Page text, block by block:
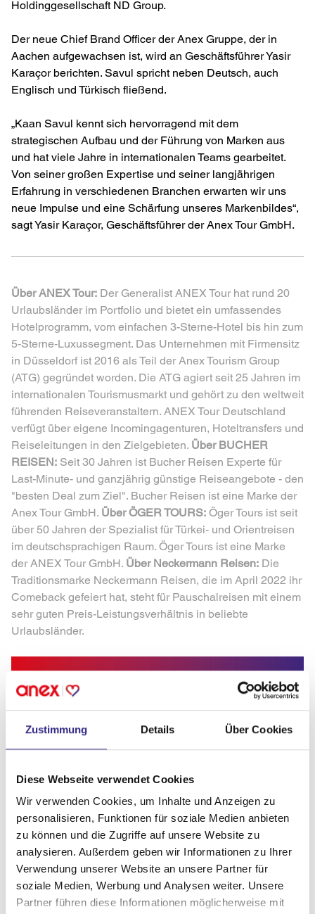
Zustimmung Details Über Cookies
Diese Webseite verwendet Cookies
Wir verwenden Cookies, um Inhalte und Anzeigen zu
personalisieren, Funktionen für soziale Medien anbieten
zu können und die Zugriffe auf unsere Website zu
analysieren. Außerdem geben wir Informationen zu Ihrer
Verwendung unserer Website an unsere Partner für
soziale Medien, Werbung und Analysen weiter. Unsere
Partner führen diese Informationen möglicherweise mit
Holdinggesellschaft ND Group.
Der neue Chief Brand Officer der Anex Gruppe, der in
Aachen aufgewachsen ist, wird an Geschäftsführer Yasir
Karaçor berichten. Savul spricht neben Deutsch, auch
Englisch und Türkisch fließend.
„Kaan Savul kennt sich hervorragend mit dem
strategischen Aufbau und der Führung von Marken aus
und hat viele Jahre in internationalen Teams gearbeitet.
Von seiner großen Expertise und seiner langjährigen
Erfahrung in verschiedenen Branchen erwarten wir uns
neue Impulse und eine Schärfung unseres Markenbildes“,
sagt Yasir Karaçor, Geschäftsführer der Anex Tour GmbH.
Über ANEX Tour: Der Generalist ANEX Tour hat rund 20
Urlaubsländer im Portfolio und bietet ein umfassendes
Hotelprogramm, vom einfachen 3-Sterne-Hotel bis hin zum
5-Sterne-Luxussegment. Das Unternehmen mit Firmensitz
in Düsseldorf ist 2016 als Teil der Anex Tourism Group
(ATG) gegründet worden. Die ATG agiert seit 25 Jahren im
internationalen Tourismusmarkt und gehört zu den weltweit
führenden Reiseveranstaltern. ANEX Tour Deutschland
verfügt über eigene Incomingagenturen, Hoteltransfers und
Reiseleitungen in den Zielgebieten. Über BUCHER
REISEN: Seit 30 Jahren ist Bucher Reisen Experte für
Last-Minute- und ganzjährig günstige Reiseangebote - den
"besten Deal zum Ziel". Bucher Reisen ist eine Marke der
Anex Tour GmbH. Über ÖGER TOURS: Öger Tours ist seit
über 50 Jahren der Spezialist für Türkei- und Orientreisen
im deutschsprachigen Raum. Öger Tours ist eine Marke
der ANEX Tour GmbH. Über Neckermann Reisen: Die
Traditionsmarke Neckermann Reisen, die im April 2022 ihr
Comeback gefeiert hat, steht für Pauschalreisen mit einem
sehr guten Preis-Leistungsverhältnis in beliebte
Urlaubsländer.